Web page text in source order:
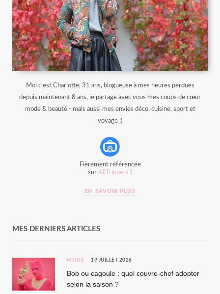
Moi c'est Charlotte, 31 ans, blogueuse à mes heures perdues
depuis maintenant 8 ans, je partage avec vous mes coups de cœur
mode & beauté - mais aussi mes envies déco, cuisine, sport et
voyage :)
Fièrement référencée
sur AllTrippers !
EN SAVOIR PLUS
MES DERNIERS ARTICLES
MODE 19 JUILLET 2026
Bob ou cagoule : quel couvre-chef adopter
selon la saison ?